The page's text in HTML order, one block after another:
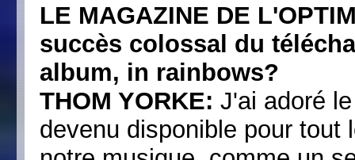
LE MAGAZINE DE
succès colossal du
album, in rainbows?
THOM YORKE: J'ai adoré
devenu disponible pour tout